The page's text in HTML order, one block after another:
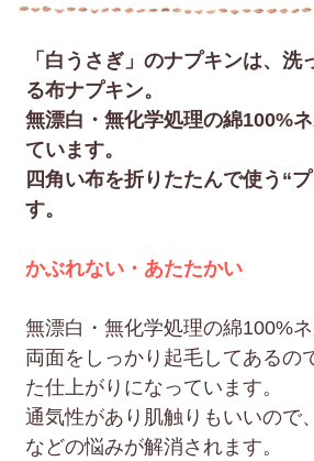
「白うさぎ」のナプキンは、洗
る布ナプキン。
無漂白・無化学処理の綿100%
ています。
四角い布を折りたたんで使う“
す。
かぶれない・あたたかい
無漂白・無化学処理の綿100%ネ
両面をしっかり起毛してあるの
た仕上がりになっています。
通気性があり肌触りもいいので
などの悩みが解消されます。